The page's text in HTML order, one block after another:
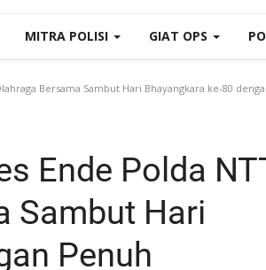
MITRA POLISI GIAT OPS
Bersama Sambut Hari Bhayangkara ke-80
Ende Polda
Sambut Hari
Penuh